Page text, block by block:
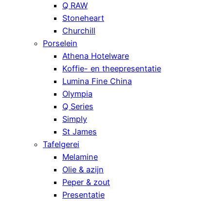
Q RAW
Stoneheart
Churchill
Porselein
Athena Hotelware
Koffie- en theepresentatie
Lumina Fine China
Olympia
Q Series
Simply
St James
Tafelgerei
Melamine
Olie & azijn
Peper & zout
Presentatie